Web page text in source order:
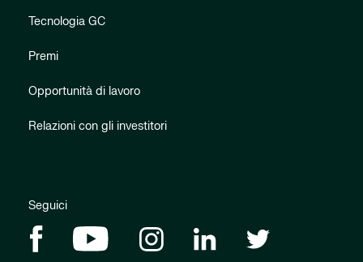
Tecnologia GC
Premi
Opportunità di lavoro
Relazioni con gli investitori
Seguici